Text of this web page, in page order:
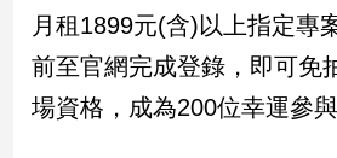
焦
點
品
觀
月租1899元(含)以上指定專
前至官網完成登錄，即可免
場資格，成為200位幸運參與